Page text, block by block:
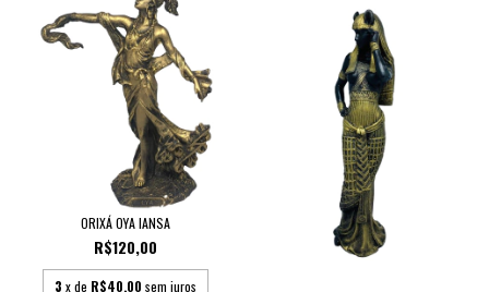
ORIXÁ OYA IANSA
R$120,00
3 x de R$40,00 sem juros